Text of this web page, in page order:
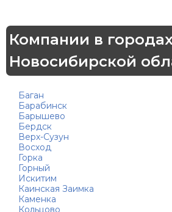
Компании в
Новосибирской
Баган
Барабинск
Барышево
Бердск
Верх-Сузун
Восход
Горка
Горный
Искитим
Каинская Заимка
Каменка
Кольцово